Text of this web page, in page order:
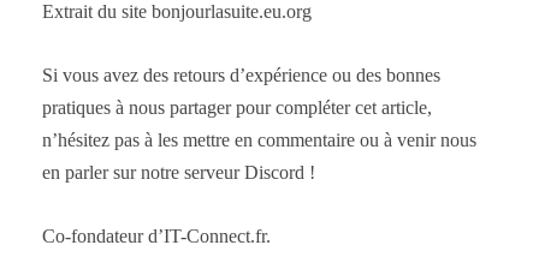
Extrait du site bonjourlasuite.eu.org
Si vous avez des retours d’expérience ou des bonnes
pratiques à nous partager pour compléter cet article,
n’hésitez pas à les mettre en commentaire ou à venir nous
en parler sur notre serveur Discord !
Co-fondateur d’IT-Connect.fr.